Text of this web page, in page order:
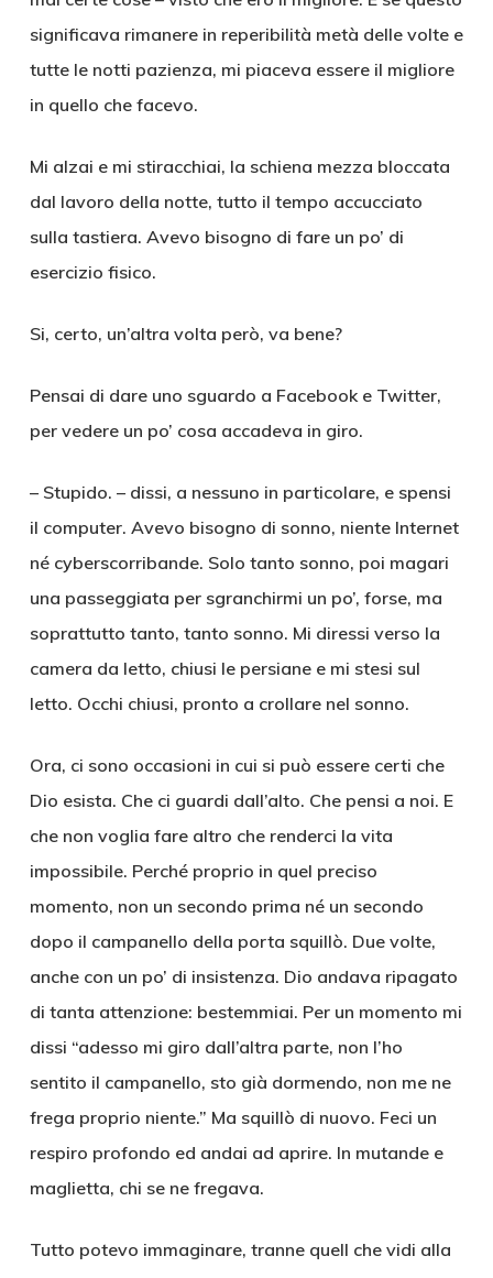
significava rimanere in reperibilità metà delle volte e
tutte le notti pazienza, mi piaceva essere il migliore
in quello che facevo.
Mi alzai e mi stiracchiai, la schiena mezza bloccata
dal lavoro della notte, tutto il tempo accucciato
sulla tastiera. Avevo bisogno di fare un po’ di
esercizio fisico.
Si, certo, un’altra volta però, va bene?
Pensai di dare uno sguardo a Facebook e Twitter,
per vedere un po’ cosa accadeva in giro.
– Stupido. – dissi, a nessuno in particolare, e spensi
il computer. Avevo bisogno di sonno, niente Internet
né cyberscorribande. Solo tanto sonno, poi magari
una passeggiata per sgranchirmi un po’, forse, ma
soprattutto tanto, tanto sonno. Mi diressi verso la
camera da letto, chiusi le persiane e mi stesi sul
letto. Occhi chiusi, pronto a crollare nel sonno.
Ora, ci sono occasioni in cui si può essere certi che
Dio esista. Che ci guardi dall’alto. Che pensi a noi. E
che non voglia fare altro che renderci la vita
impossibile. Perché proprio in quel preciso
momento, non un secondo prima né un secondo
dopo il campanello della porta squillò. Due volte,
anche con un po’ di insistenza. Dio andava ripagato
di tanta attenzione: bestemmiai. Per un momento mi
dissi “adesso mi giro dall’altra parte, non l’ho
sentito il campanello, sto già dormendo, non me ne
frega proprio niente.” Ma squillò di nuovo. Feci un
respiro profondo ed andai ad aprire. In mutande e
maglietta, chi se ne fregava.
Tutto potevo immaginare, tranne quell che vidi alla